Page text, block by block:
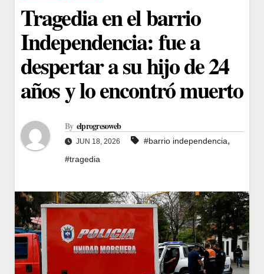
Tragedia en el barrio
Independencia: fue a
despertar a su hijo de 24
años y lo encontró muerto
By elprogresoweb
JUN 18, 2026 #barrio independencia,
#tragedia